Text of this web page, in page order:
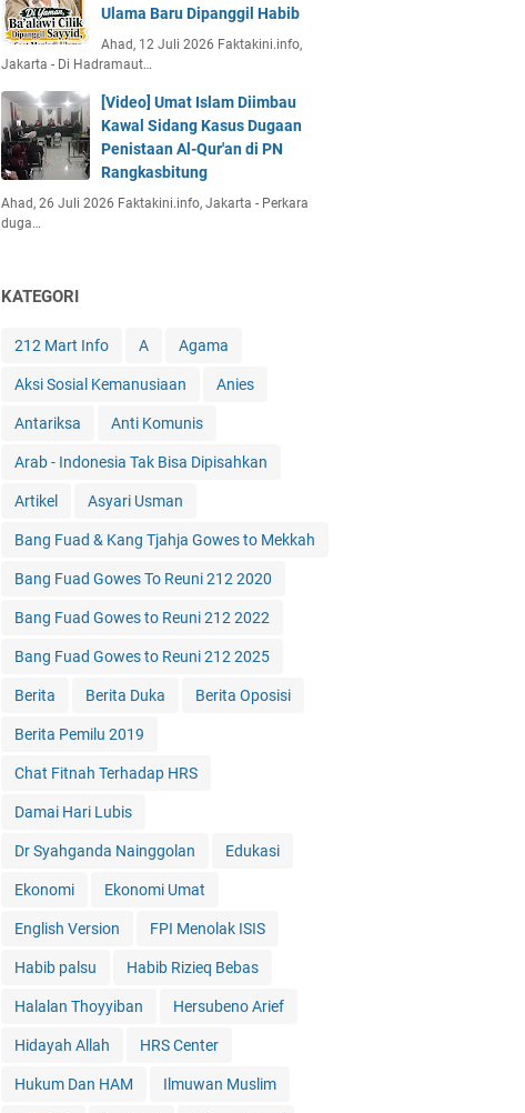
Ulama Baru Dipanggil Habib
Ahad, 12 Juli 2026 Faktakini.info,
Jakarta - Di Hadramaut…
[Video] Umat Islam Diimbau
Kawal Sidang Kasus Dugaan
Penistaan Al-Qur'an di PN
Rangkasbitung
Ahad, 26 Juli 2026 Faktakini.info, Jakarta - Perkara
duga…
KATEGORI
212 Mart Info A Agama
Aksi Sosial Kemanusiaan Anies
Antariksa Anti Komunis
Arab - Indonesia Tak Bisa Dipisahkan
Artikel Asyari Usman
Bang Fuad & Kang Tjahja Gowes to Mekkah
Bang Fuad Gowes To Reuni 212 2020
Bang Fuad Gowes to Reuni 212 2022
Bang Fuad Gowes to Reuni 212 2025
Berita Berita Duka Berita Oposisi
Berita Pemilu 2019
Chat Fitnah Terhadap HRS
Damai Hari Lubis
Dr Syahganda Nainggolan Edukasi
Ekonomi Ekonomi Umat
English Version FPI Menolak ISIS
Habib palsu Habib Rizieq Bebas
Halalan Thoyyiban Hersubeno Arief
Hidayah Allah HRS Center
Hukum Dan HAM Ilmuwan Muslim